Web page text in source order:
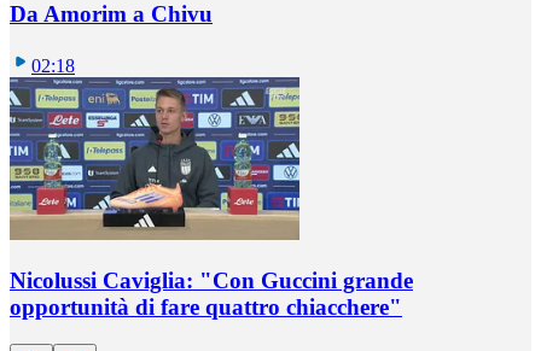
Da Amorim a Chivu
02:18
Nicolussi Caviglia: "Con Guccini grande
opportunità di fare quattro chiacchere"